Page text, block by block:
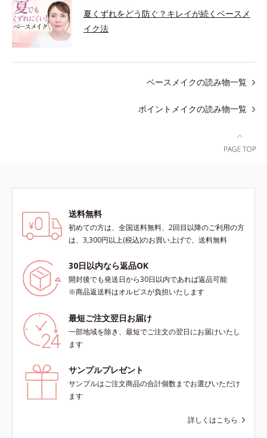
夏くずれをどう防ぐ？キレイが続くベースメ
イク法
ベースメイクの読み物一覧
ポイントメイクの読み物一覧
送料無料
初めての方は、全国送料無料、2回目以降のご利用の方
は、3,300円以上(税込)のお買い上げで、送料無料
30日以内なら返品OK
開封後でも発送日から30日以内であれば返品可能
※商品返送料はオルビスが負担いたします
最短ご注文翌日お届け
一部地域を除き、最短でご注文の翌日にお届けいたし
ます
サンプルプレゼント
サンプルはご注文商品の合計個数までお選びいただけ
ます
詳しくはこちら